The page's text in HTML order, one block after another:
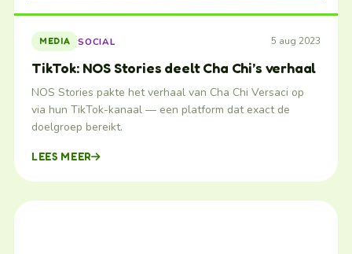
MEDIA SOCIAL 5 aug 2023
TikTok: NOS Stories deelt Cha Chi’s verhaal
NOS Stories pakte het verhaal van Cha Chi Versaci op
via hun TikTok-kanaal — een platform dat exact de
doelgroep bereikt.
LEES MEER